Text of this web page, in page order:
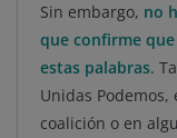
Sin embargo, no
que confirme
estas palabras.
Unidas
coalición o en